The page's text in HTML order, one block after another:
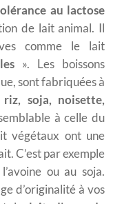
au lactose
de lait animal. Il
comme le lait
». Les boissons
sont fabriquées à
riz, soja, noisette,
à celle du
végétaux ont une
C’est par exemple
ou au soja.
d’originalité à vos